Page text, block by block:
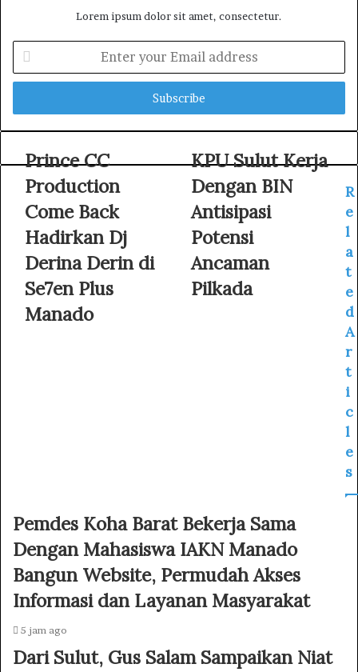
Lorem ipsum dolor sit amet, consectetur.
t
r
y
u Prince CC
Production
Come Back
Hadirkan Dj
Derina Derin di
Se7en Plus
Manado
KPU Sulut Kerja
Dengan BIN
Antisipasi
Potensi
Ancaman
Pilkada
R
e
l
a
t
e
d
A
r
t
i
c
l
e
s
Pemdes Koha Barat Bekerja Sama
Dengan Mahasiswa IAKN Manado
Bangun Website, Permudah Akses
Informasi dan Layanan Masyarakat
5 jam ago
Dari Sulut, Gus Salam Sampaikan Niat